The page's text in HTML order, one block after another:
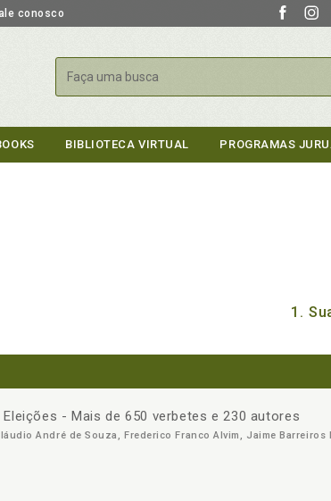
conosco
Buscar
BIBLIOTECA VIRTUAL PROGRAMAS
1.
- Mais de 650 verbetes e 230 autores
André de Souza, Frederico Franco Alvim, Jaime Barreiros
- +